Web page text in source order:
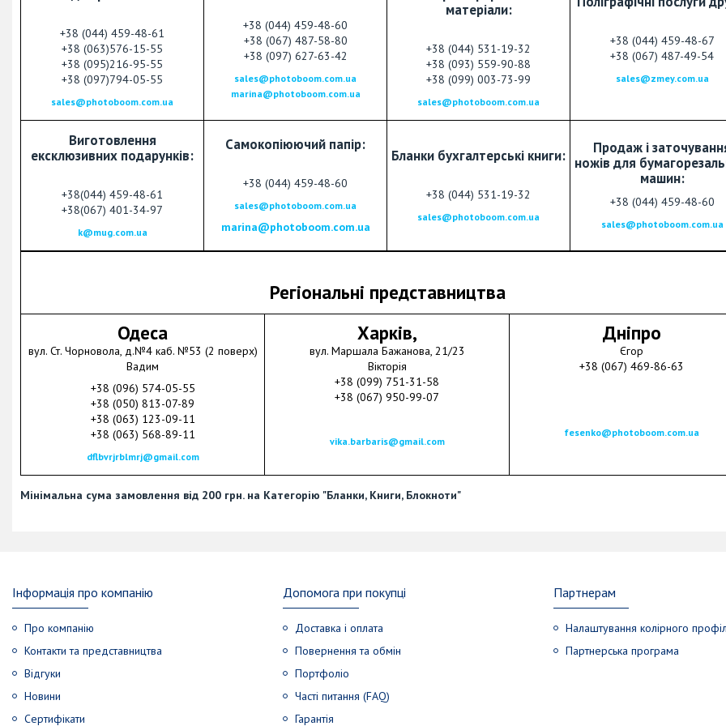
+38 (044) 459-48-61
+38 (063)576-15-55
+38 (095)216-95-55
+38 (097)794-05-55
sales@photoboom.com.ua
+38 (044) 459-48-60
+38 (067) 487-58-80
+38 (097) 627-63-42
sales@photoboom.com.ua
marina@photoboom.com.ua
матеріали:
+38 (044) 531-19-32
+38 (093) 559-90-88
+38 (099) 003-73-99
sales@photoboom.com.ua
+38 (044) 459-48-67
+38 (067) 487-49-54
sales@zmey.com.ua
Виготовлення
ексклюзивних подарунків:
+38(044) 459-48-61
+38(067) 401-34-97
k@mug.com.ua
Самокопіюючий папір:
+38 (044) 459-48-60
sales@photoboom.com.ua
marina@photoboom.com.ua
Бланки бухгалтерські книги:
+38 (044) 531-19-32
sales@photoboom.com.ua
Продаж і
ножів для
машин:
+38 (044) 459-48-60
sales@photoboom.com.ua
Регіональні представництва
Одеса
вул. Ст. Чорновола, д.№4 каб. №53 (2 поверх)
Вадим
+38 (096) 574-05-55
+38 (050) 813-07-89
+38 (063) 123-09-11
+38 (063) 568-89-11
dflbvrjrblmrj@gmail.com
Харків,
вул. Маршала Бажанова, 21/23
Вікторія
+38 (099) 751-31-58
+38 (067) 950-99-07
vika.barbaris@gmail.com
Дніпро
Єгор
+38 (067) 469-86-63
fesenko@photoboom.com.ua
Мінімальна сума замовлення від 200 грн. на Категорію "Бланки, Книги, Блокноти"
Інформація про компанію
Про компанію
Контакти та представництва
Відгуки
Новини
Сертифікати
Допомога при покупці
Доставка і оплата
Повернення та обмін
Портфоліо
Часті питання (FAQ)
Гарантія
Партнерам
Налаштування колірного
Партнерська програма